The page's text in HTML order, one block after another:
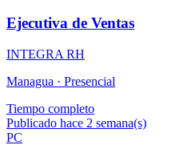
Ejecutiva de Ventas
INTEGRA RH
Managua · Presencial
Tiempo completo
Publicado hace 2 semana(s)
PC